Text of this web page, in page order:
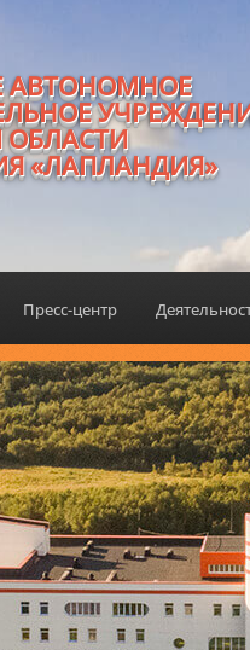
АВТОНОМНОЕ
«ЛАПЛАНДИЯ»
Пресс-центр